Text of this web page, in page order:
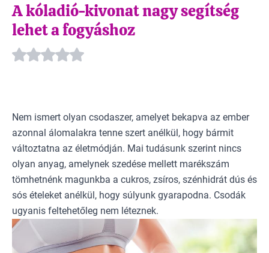
A kóladió-kivonat nagy segítség
lehet a fogyáshoz
Nem ismert olyan csodaszer, amelyet bekapva az ember
azonnal álomalakra tenne szert anélkül, hogy bármit
változtatna az életmódján. Mai tudásunk szerint nincs
olyan anyag, amelynek szedése mellett marékszám
tömhetnénk magunkba a cukros, zsíros, szénhidrát dús és
sós ételeket anélkül, hogy súlyunk gyarapodna. Csodák
ugyanis feltehetőleg nem léteznek.